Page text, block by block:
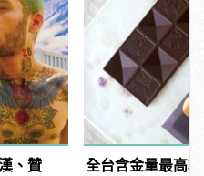
、贊
全台含金量最高